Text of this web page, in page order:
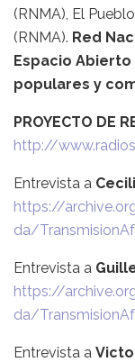
(RNMA), El
(RNMA). Red
Espacio
populares y
PROYECTO DE
http://
Entrevista a
https://
da/
Entrevista a
https://
da/
Entrevista a